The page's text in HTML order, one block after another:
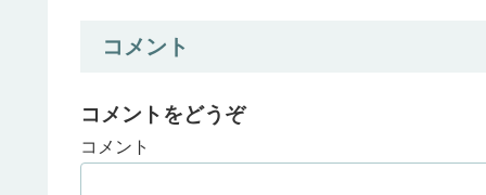
コメント
コメントをどうぞ
コメント